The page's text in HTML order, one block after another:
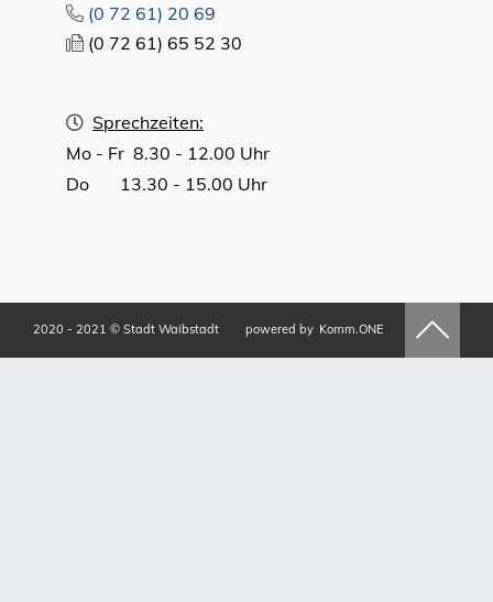
(0 72 61) 20 69
(0 72 61) 65 52 30
Sprechzeiten:
Mo - Fr 8.30 - 12.00 Uhr
Do 13.30 - 15.00 Uhr
2020 - 2021 © Stadt Waibstadt powered by Komm.ONE